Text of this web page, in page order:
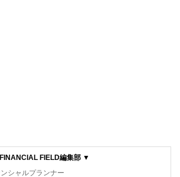
FIELD編集部 ▼
シャルプランナー